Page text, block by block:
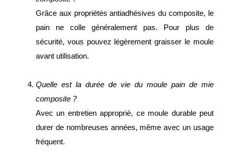
Grâce aux propriétés antiadhésives du composite, le
pain ne colle généralement pas. Pour plus de
sécurité, vous pouvez légèrement graisser le moule
avant utilisation.
Quelle est la durée de vie du moule pain de mie
composite ?
Avec un entretien approprié, ce moule durable peut
durer de nombreuses années, même avec un usage
fréquent.